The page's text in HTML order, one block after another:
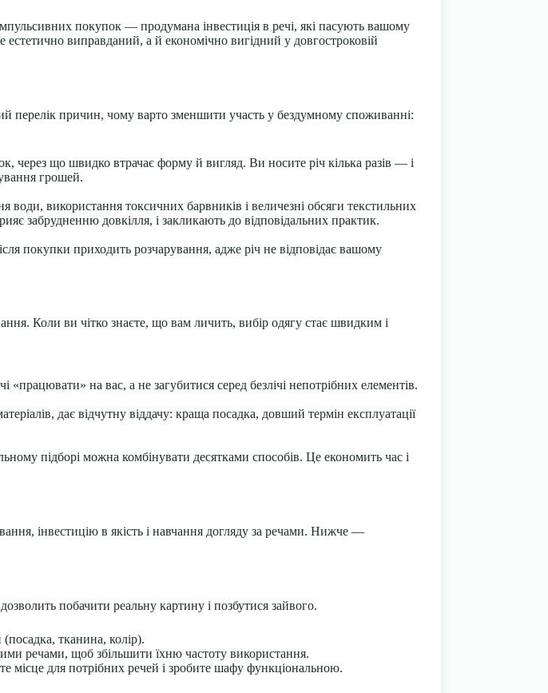
покупок — продумана інвестиція в речі, які пасують вашому
виправданий, а й економічно вигідний у довгостроковій
перелік причин, чому варто зменшити участь у бездумному споживанні:
через що швидко втрачає форму й вигляд. Ви носите річ кілька разів — і
грошей.
використання токсичних барвників і величезні обсяги текстильних
забрудненню довкілля, і закликають до відповідальних практик.
покупки приходить розчарування, адже річ не відповідає вашому
Коли ви чітко знаєте, що вам личить, вибір одягу стає швидким і
на вас, а не загубитися серед безлічі непотрібних елементів.
дає відчутну віддачу: краща посадка, довший термін експлуатації
підборі можна комбінувати десятками способів. Це економить час і
інвестицію в якість і навчання догляду за речами. Нижче —
побачити реальну картину і позбутися зайвого.
тканина, колір).
речами, щоб збільшити їхню частоту використання.
місце для потрібних речей і зробите шафу функціональною.